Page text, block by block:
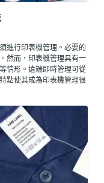
進行印表機管理。必要的
然而，印表機管理具有一
情形。遠端即時管理可從
點使其成為印表機管理很